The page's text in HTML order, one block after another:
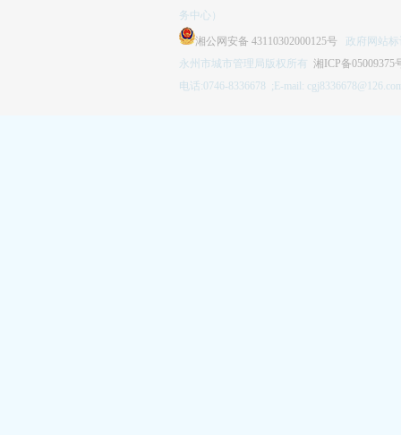
务中心）
湘公网安备 43110302000125号 政府网站标
永州市城市管理局版权所有 湘ICP备05009375
电话:0746-8336678 ;E-mail: